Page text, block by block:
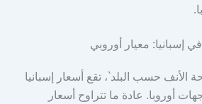
إسبانيا: معيار أوروبي
الأنف حسب البلد`، تقع أسعار إسبانيا
أوروبا. عادة ما تتراوح أسعار